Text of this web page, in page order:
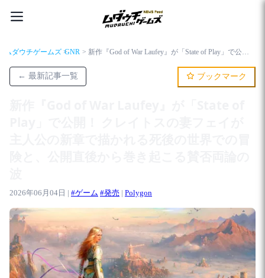
ムダウチゲームズ GNR 新作『God of War Laufey』が「State of Play」で公開！ クレイトスの妻フェイが主人公の新章で描かれる死後の世界での冒険と、公開直後から巻き起こる賛否両論の波
← 最新記事一覧 ブックマーク
2026年06月04日 | #ゲーム #発売 | Polygon